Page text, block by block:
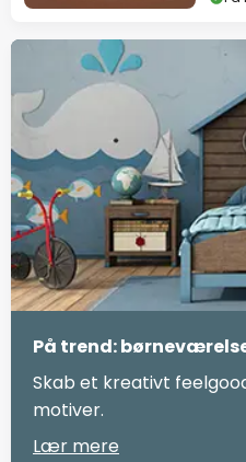
På trend:
Skab et kreativt
motiver.
Lær mere